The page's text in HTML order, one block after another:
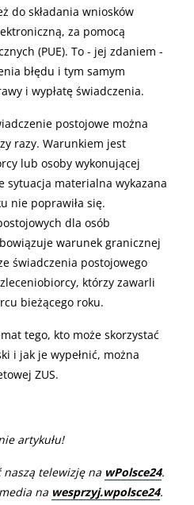
do składania wniosków
za pomocą
(PUE). To - jej zdaniem -
błędu i tym samym
i wypłatę świadczenia.
postojowe można
razy. Warunkiem jest
lub osoby wykonującej
sytuacja materialna wykazana
nie poprawiła się.
dla osób
warunek granicznej
świadczenia postojowego
którzy zawarli
bieżącego roku.
tego, kto może skorzystać
i jak je wypełnić, można
ZUS.
artykułu!
naszą telewizję na wPolsce24.
na wesprzyj.wpolsce24.